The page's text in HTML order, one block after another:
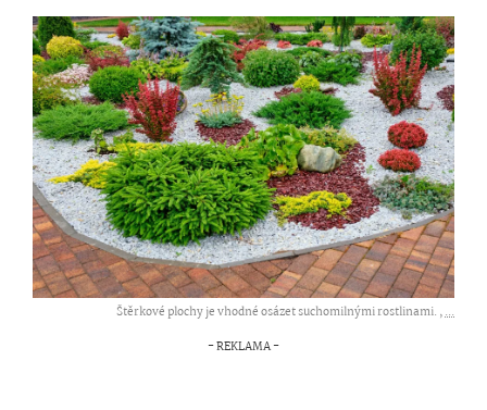
Štěrkové plochy je vhodné osázet suchomilnými rostlinami. ,...